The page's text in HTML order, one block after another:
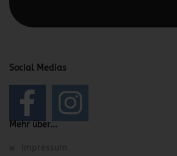
Social Medias
Mehr über...
Impressum